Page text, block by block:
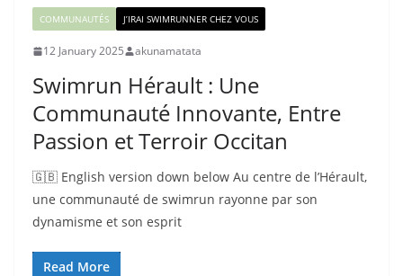
COMMUNAUTÉS J’IRAI SWIMRUNNER CHEZ VOUS
12 January 2025 akunamatata
Swimrun Hérault : Une
Communauté Innovante, Entre
Passion et Terroir Occitan
🇬🇧 English version down below Au centre de l’Hérault,
une communauté de swimrun rayonne par son
dynamisme et son esprit
Read More